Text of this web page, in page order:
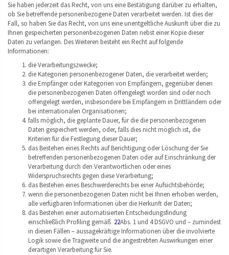
Sie haben jederzeit das Recht, von uns eine Bestätigung darüber zu erhalten,
ob Sie betreffende personenbezogene Daten verarbeitet werden. Ist dies der
Fall, so haben Sie das Recht, von uns eine unentgeltliche Auskunft über die zu
Ihnen gespeicherten personenbezogenen Daten nebst einer Kopie dieser
Daten zu verlangen. Des Weiteren besteht ein Recht auf folgende
Informationen:
die Verarbeitungszwecke;
die Kategorien personenbezogener Daten, die verarbeitet werden;
die Empfänger oder Kategorien von Empfängern, gegenüber denen
die personenbezogenen Daten offengelegt worden sind oder noch
offengelegt werden, insbesondere bei Empfängern in Drittländern oder
bei internationalen Organisationen;
falls möglich, die geplante Dauer, für die die personenbezogenen
Daten gespeichert werden, oder, falls dies nicht möglich ist, die
Kriterien für die Festlegung dieser Dauer;
das Bestehen eines Rechts auf Berichtigung oder Löschung der Sie
betreffenden personenbezogenen Daten oder auf Einschränkung der
Verarbeitung durch den Verantwortlichen oder eines
Widerspruchsrechts gegen diese Verarbeitung;
das Bestehen eines Beschwerderechts bei einer Aufsichtsbehörde;
wenn die personenbezogenen Daten nicht bei Ihnen erhoben werden,
alle verfügbaren Informationen über die Herkunft der Daten;
das Bestehen einer automatisierten Entscheidungsfindung
einschließlich Profiling gemäß 22Abs. 1 und 4 DSGVO und – zumindest
in diesen Fällen – aussagekräftige Informationen über die involvierte
Logik sowie die Tragweite und die angestrebten Auswirkungen einer
derartigen Verarbeitung für Sie.